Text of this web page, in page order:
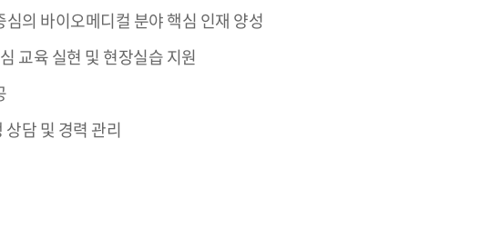
의 바이오메디컬 분야 핵심 인재 양성
교육 실현 및 현장실습 지원
담 및 경력 관리